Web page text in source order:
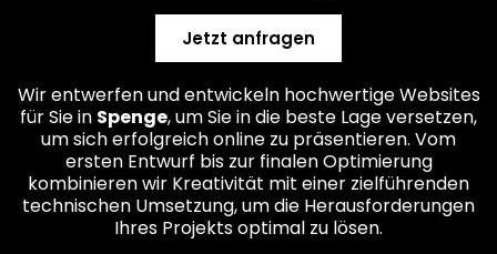
Jetzt anfragen
Wir entwerfen und entwickeln hochwertige Websites
für Sie in Spenge, um Sie in die beste Lage versetzen,
um sich erfolgreich online zu präsentieren. Vom
ersten Entwurf bis zur finalen Optimierung
kombinieren wir Kreativität mit einer zielführenden
technischen Umsetzung, um die Herausforderungen
Ihres Projekts optimal zu lösen.